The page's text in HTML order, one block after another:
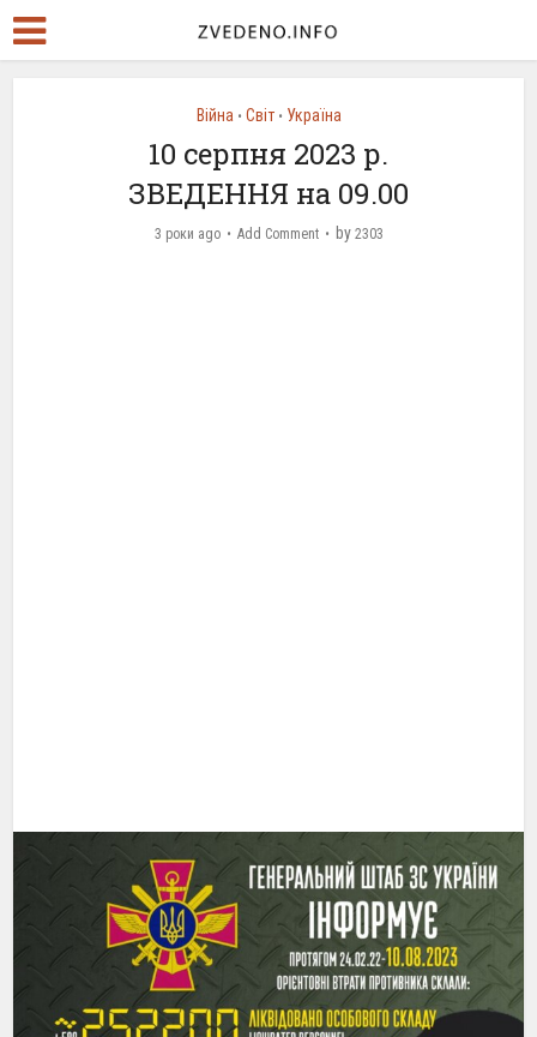
Війна • Світ • Україна
10 серпня 2023 р.
ЗВЕДЕННЯ на 09.00
3 роки ago Add Comment by 2303